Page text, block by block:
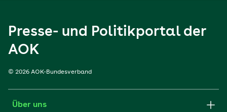
Presse- und Politikportal der
AOK
© 2026 AOK-Bundesverband
Über uns